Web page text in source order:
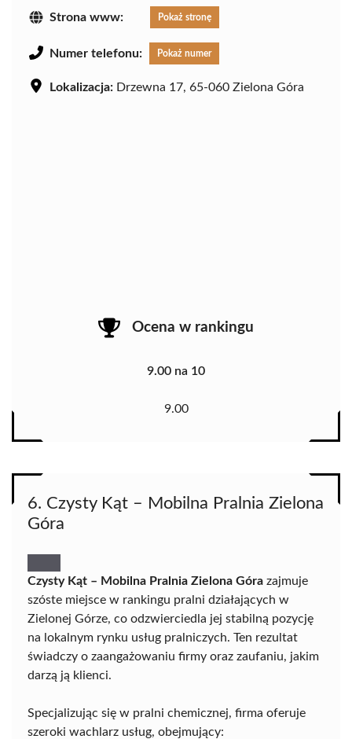
Strona www: Pokaż stronę
Numer telefonu: Pokaż numer
Lokalizacja: Drzewna 17, 65-060 Zielona Góra
Ocena w rankingu
9.00 na 10
9.00
6. Czysty Kąt – Mobilna Pralnia Zielona
Góra
Czysty Kąt – Mobilna Pralnia Zielona Góra zajmuje
szóste miejsce w rankingu pralni działających w
Zielonej Górze, co odzwierciedla jej stabilną pozycję
na lokalnym rynku usług pralniczych. Ten rezultat
świadczy o zaangażowaniu firmy oraz zaufaniu, jakim
darzą ją klienci.
Specjalizując się w pralni chemicznej, firma oferuje
szeroki wachlarz usług, obejmujący: